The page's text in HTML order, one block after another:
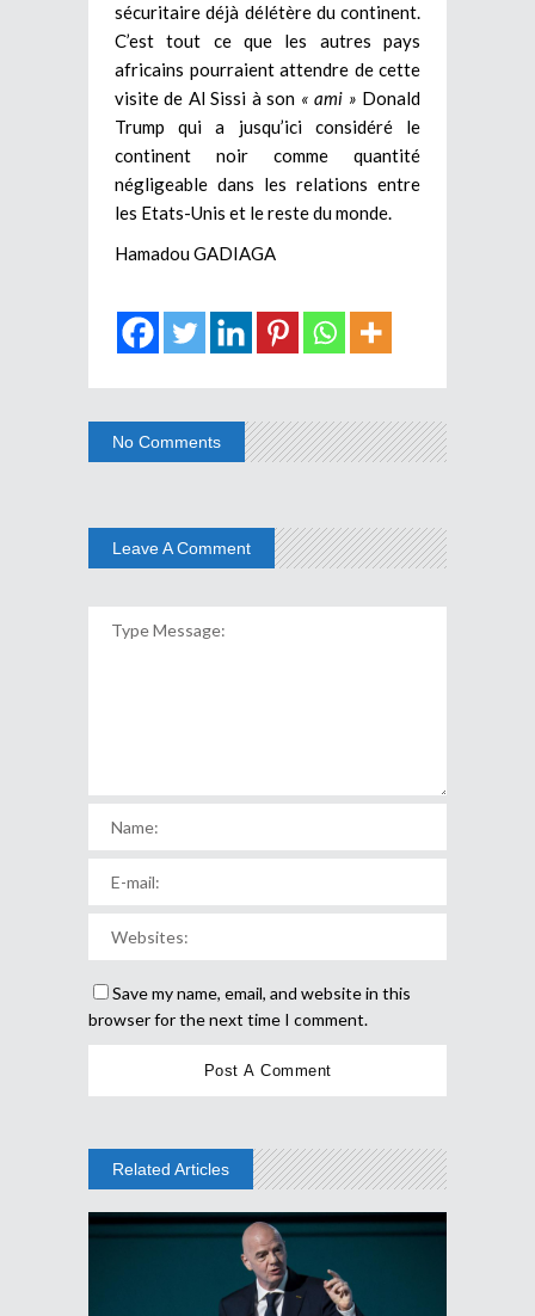
sécuritaire déjà délétère du continent.
C’est tout ce que les autres pays
africains pourraient attendre de cette
visite de Al Sissi à son « ami » Donald
Trump qui a jusqu’ici considéré le
continent noir comme quantité
négligeable dans les relations entre
les Etats-Unis et le reste du monde.
Hamadou GADIAGA
No Comments
Leave A Comment
Save my name, email, and website in this
browser for the next time I comment.
Related Articles